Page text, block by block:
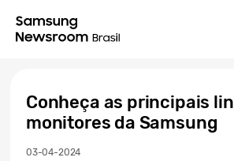
Conheça as principais
monitores da Samsung
03-04-2024